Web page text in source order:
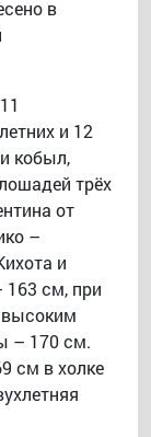
в
и 12
кобыл,
трёх
от
–
и
см, при
– 170 см.
см в холке